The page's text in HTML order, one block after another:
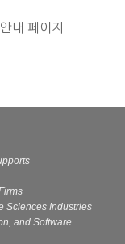
내 페이지
Sciences Industries
and Software